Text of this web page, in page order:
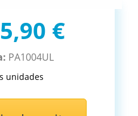
€
PA1004UL
unidades